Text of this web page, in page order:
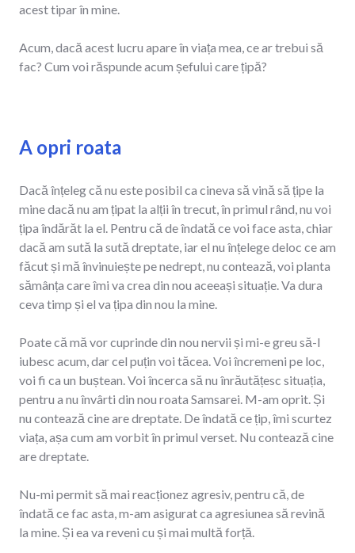
acest tipar în mine.
Acum, dacă acest lucru apare în viața mea, ce ar trebui să
fac? Cum voi răspunde acum șefului care țipă?
A opri roata
Dacă înțeleg că nu este posibil ca cineva să vină să țipe la
mine dacă nu am țipat la alții în trecut, în primul rând, nu voi
țipa îndărăt la el. Pentru că de îndată ce voi face asta, chiar
dacă am sută la sută dreptate, iar el nu înțelege deloc ce am
făcut și mă învinuiește pe nedrept, nu contează, voi planta
sămânța care îmi va crea din nou aceeași situație. Va dura
ceva timp și el va țipa din nou la mine.
Poate că mă vor cuprinde din nou nervii și mi-e greu să-l
iubesc acum, dar cel puțin voi tăcea. Voi încremeni pe loc,
voi fi ca un buștean. Voi încerca să nu înrăutățesc situația,
pentru a nu învârti din nou roata Samsarei. M-am oprit. Și
nu contează cine are dreptate. De îndată ce țip, îmi scurtez
viața, așa cum am vorbit în primul verset. Nu contează cine
are dreptate.
Nu-mi permit să mai reacționez agresiv, pentru că, de
îndată ce fac asta, m-am asigurat ca agresiunea să revină
la mine. Și ea va reveni cu și mai multă forță.